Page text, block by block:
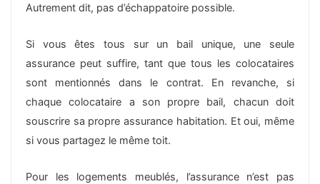
Autrement dit, pas d’échappatoire possible.
Si vous êtes tous sur un bail unique, une seule
assurance peut suffire, tant que tous les colocataires
sont mentionnés dans le contrat. En revanche, si
chaque colocataire a son propre bail, chacun doit
souscrire sa propre assurance habitation. Et oui, même
si vous partagez le même toit.
Pour les logements meublés, l’assurance n’est pas